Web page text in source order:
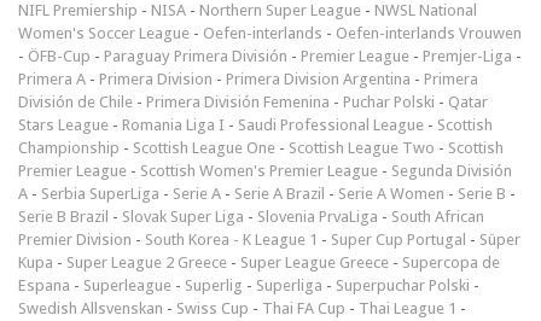
NIFL Premiership - NISA - Northern Super League - NWSL National
Women's Soccer League - Oefen-interlands - Oefen-interlands Vrouwen
- ÖFB-Cup - Paraguay Primera División - Premier League - Premjer-Liga -
Primera A - Primera Division - Primera Division Argentina - Primera
División de Chile - Primera División Femenina - Puchar Polski - Qatar
Stars League - Romania Liga I - Saudi Professional League - Scottish
Championship - Scottish League One - Scottish League Two - Scottish
Premier League - Scottish Women's Premier League - Segunda División
A - Serbia SuperLiga - Serie A - Serie A Brazil - Serie A Women - Serie B -
Serie B Brazil - Slovak Super Liga - Slovenia PrvaLiga - South African
Premier Division - South Korea - K League 1 - Super Cup Portugal - Süper
Kupa - Super League 2 Greece - Super League Greece - Supercopa de
Espana - Superleague - Superlig - Superliga - Superpuchar Polski -
Swedish Allsvenskan - Swiss Cup - Thai FA Cup - Thai League 1 -